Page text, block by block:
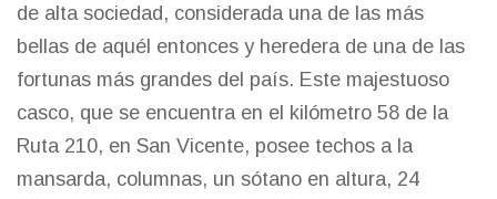
de alta sociedad, considerada una de las más
bellas de aquél entonces y heredera de una de las
fortunas más grandes del país. Este majestuoso
casco, que se encuentra en el kilómetro 58 de la
Ruta 210, en San Vicente, posee techos a la
mansarda, columnas, un sótano en altura, 24